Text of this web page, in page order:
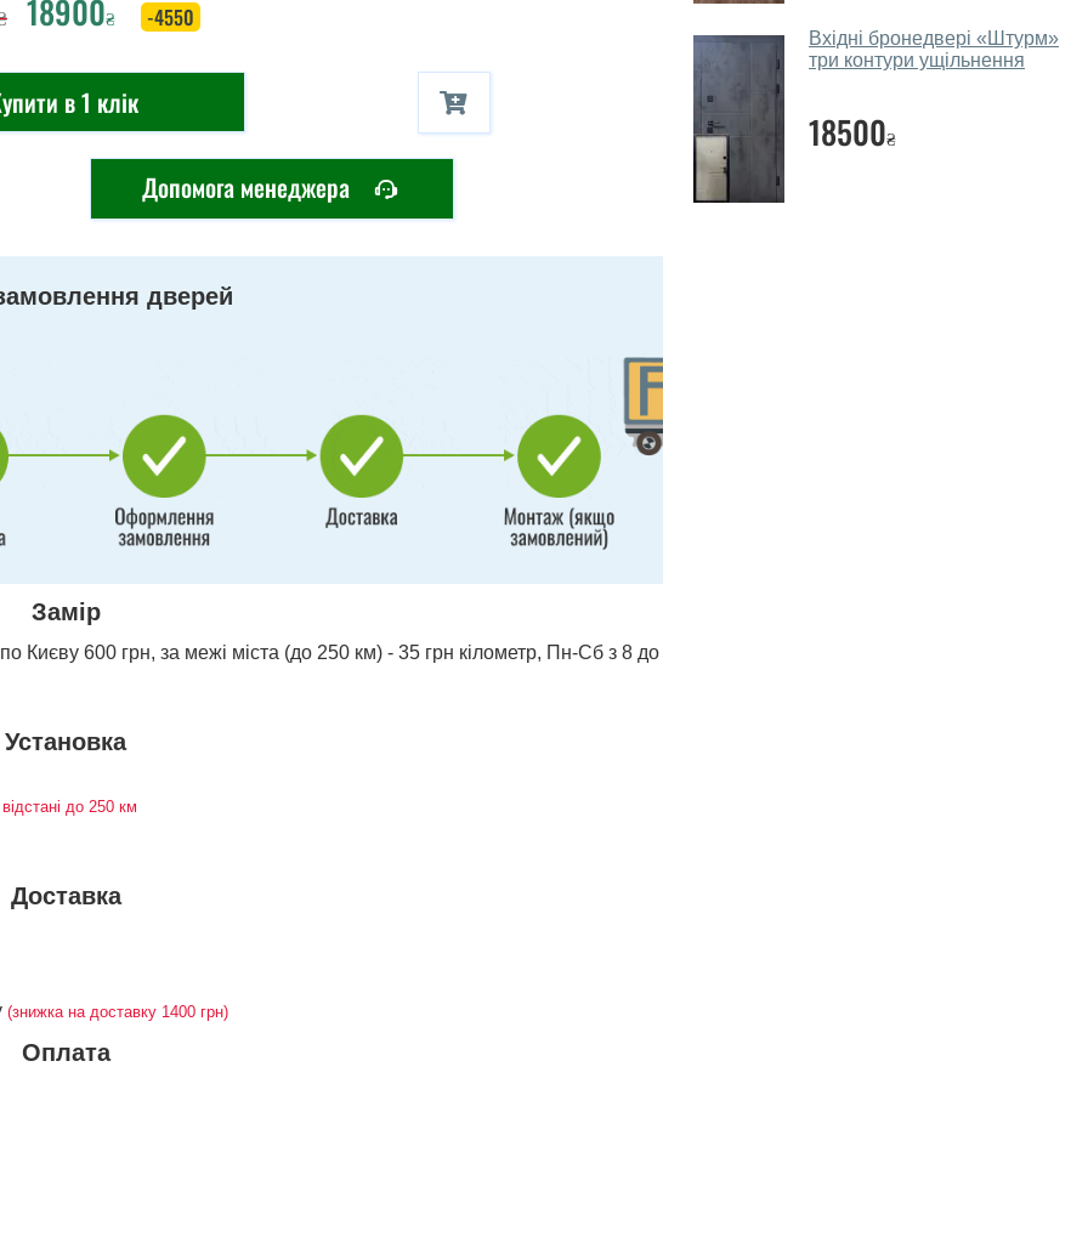
18900₴ -4550
в 1 клік
Допомога менеджера
дверей
Замір
Києву 600 грн, за межі міста (до 250 км) - 35 грн кілометр, Пн-Сб з 8 до
Установка
до 250 км
Доставка
(знижка на доставку 1400 грн)
Оплата
Вхідні бронедвері «Штурм»
три контури ущільнення
18500₴